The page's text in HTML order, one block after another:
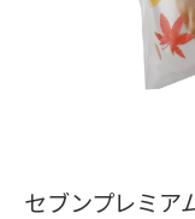
セブンプレミ